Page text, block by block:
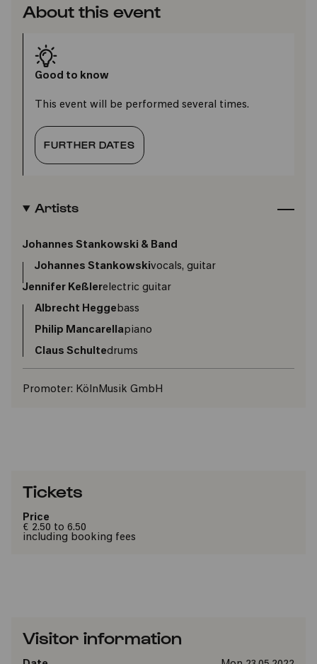
About this event
Good to know
This event will be performed several times.
FURTHER DATES
Artists
Johannes Stankowski & Band
Johannes Stankowskivocals, guitar
Jennifer Keßlerelectric guitar
Albrecht Heggebass
Philip Mancarellapiano
Claus Schultedrums
Promoter: KölnMusik GmbH
Tickets
Price
€ 2.50 to 6.50
including booking fees
Visitor information